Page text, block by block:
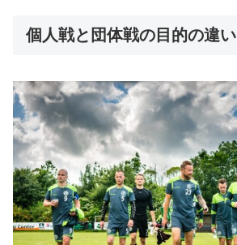
個人戦と団体戦の目的の違い